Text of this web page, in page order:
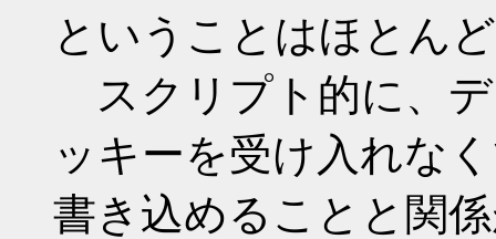
ということはほとん
スクリプト的に、
ッキーを受け入れな
書き込めることと関